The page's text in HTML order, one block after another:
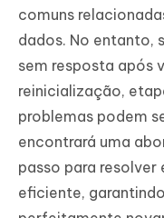
comuns
dados. No entanto,
sem resposta após
reinicialização,
problemas podem
encontrará uma
passo para resolver
eficiente,